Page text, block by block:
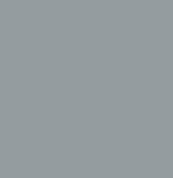
zu gewährleisten,
Datenschutzerklärung
Begriffe: